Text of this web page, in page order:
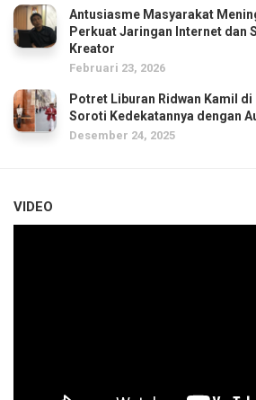
Antusiasme Masyarakat
Perkuat Jaringan Internet dan
Kreator
Februari 23, 2026
Potret Liburan Ridwan Kamil
Soroti Kedekatannya dengan
Desember 24, 2025
VIDEO